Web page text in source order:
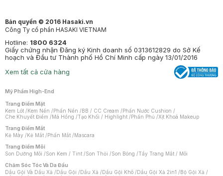
Bản quyền © 2016 Hasaki.vn
Công Ty cổ phần HASAKI VIETNAM
Hotline: 1800 6324
Giấy chứng nhận Đăng ký Kinh doanh số 0313612829 do Sở Kế
hoạch và Đầu tư Thành phố Hồ Chí Minh cấp ngày 13/01/2016
Xem tất cả cửa hàng
Mỹ Phẩm High-End
Trang Điểm Mặt
Kem Lót /Kem Nền /Phấn Nền /BB / CC Cream /Phấn Nước Cushion /
Che Khuyết Điểm /Má Hồng /Tạo Khối / Highlight /Phấn Phủ /Xịt Khoá Makeup
Trang Điểm Mắt
Kẻ Mày /Kẻ Mắt /Phấn Mắt /Mascara
Trang Điểm Môi
Son Dưỡng Môi /Son Kem / Tint /Son Thỏi /Son Bóng /Tẩy Trang Mắt / Môi
Chăm Sóc Tóc Và Da Đầu
Dầu Gội Và Dầu Xả /Dầu Gội /Dầu Xả /Dầu Gội Khô /Dầu Gội Xả 2in1 /Bộ Gội Xả /